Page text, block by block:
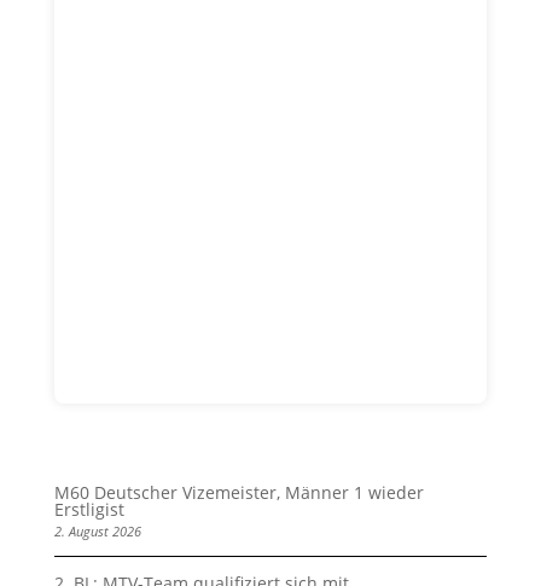
M60 Deutscher Vizemeister, Männer 1 wieder
Erstligist
2. August 2026